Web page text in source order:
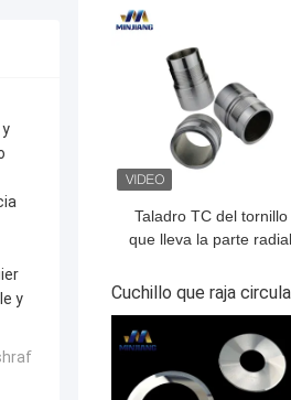
y
del eje del carburo YG6
Taladro TC del tornillo
que lleva la parte radial
rotatorio para los usos
MEJOR PRECIO
Cuchillo que raja
MEJOR PRECIO